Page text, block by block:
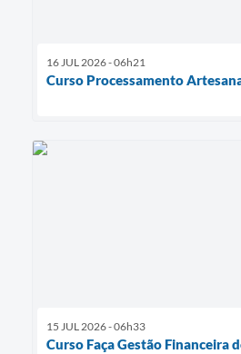
16 JUL 2026 - 06h21
Curso Processamento
15 JUL 2026 - 06h33
Curso Faça Gestão Financeira